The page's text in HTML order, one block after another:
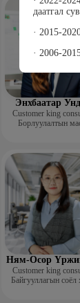
даатгал
· 2015-
· 2006-
Энхбаатар
Customer king
Борлуулалтын
Ням-Осор
Customer king
Байгууллагын соёл